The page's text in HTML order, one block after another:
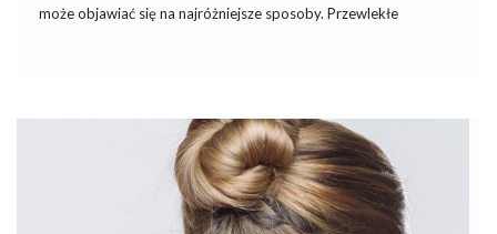
może objawiać się na najróżniejsze sposoby. Przewlekłe